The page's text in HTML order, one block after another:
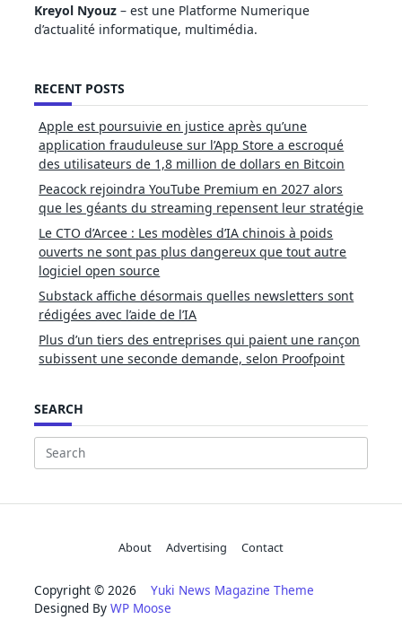
Kreyol Nyouz – est une Platforme Numerique
d’actualité informatique, multimédia.
RECENT POSTS
Apple est poursuivie en justice après qu’une
application frauduleuse sur l’App Store a escroqué
des utilisateurs de 1,8 million de dollars en Bitcoin
Peacock rejoindra YouTube Premium en 2027 alors
que les géants du streaming repensent leur stratégie
Le CTO d’Arcee : Les modèles d’IA chinois à poids
ouverts ne sont pas plus dangereux que tout autre
logiciel open source
Substack affiche désormais quelles newsletters sont
rédigées avec l’aide de l’IA
Plus d’un tiers des entreprises qui paient une rançon
subissent une seconde demande, selon Proofpoint
SEARCH
Search
About Advertising Contact
Copyright © 2026 Yuki News Magazine Theme
Designed By WP Moose